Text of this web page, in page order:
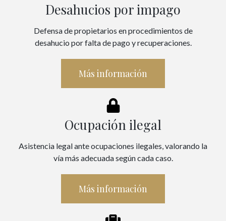
Desahucios por impago
Defensa de propietarios en procedimientos de
desahucio por falta de pago y recuperaciones.
Más información
Ocupación ilegal
Asistencia legal ante ocupaciones ilegales, valorando la
vía más adecuada según cada caso.
Más información